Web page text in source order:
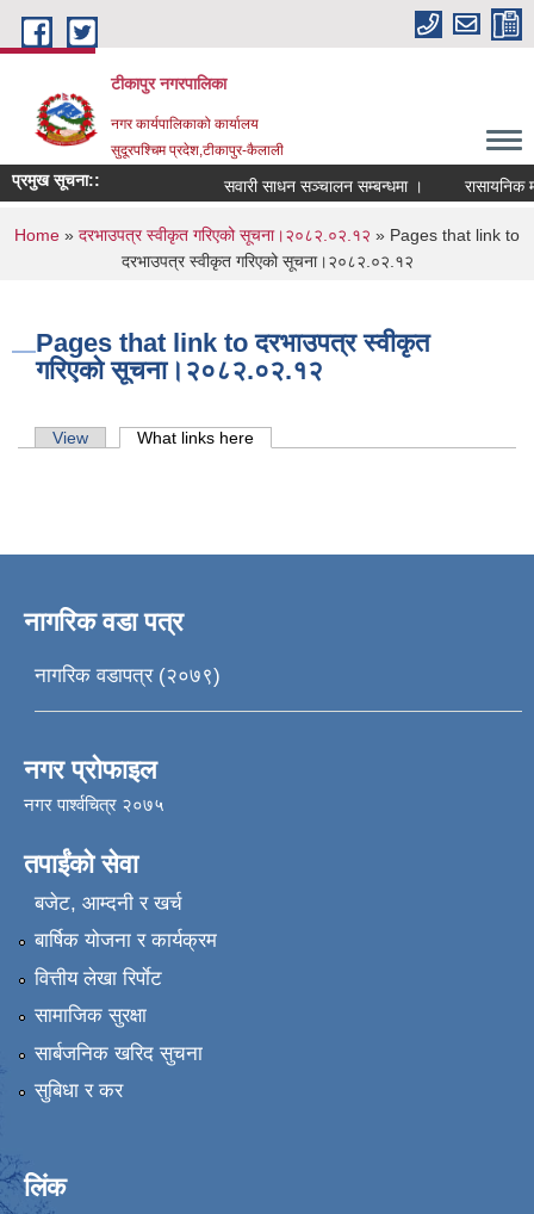
Skip to main content
टीकापुर नगरपालिका
नगर कार्यपालिकाको कार्यालय
सुदूरपश्चिम प्रदेश,टीकापुर-कैलाली
प्रमुख सूचना:: सवारी साधन सञ्चालन सम्बन्धमा । रासायनिक
You are here
Home » दरभाउपत्र स्वीकृत गरिएको सूचना।२०८२.०२.१२ » Pages that link to
दरभाउपत्र स्वीकृत गरिएको सूचना।२०८२.०२.१२
Pages that link to दरभाउपत्र स्वीकृत
गरिएको सूचना।२०८२.०२.१२
Primary tabs
View What links here
नागरिक वडा पत्र
नागरिक वडापत्र (२०७९)
नगर प्रोफाइल
नगर पार्श्वचित्र २०७५
तपाईंको सेवा
बजेट, आम्दनी र खर्च
बार्षिक योजना र कार्यक्रम
वित्तीय लेखा रिर्पाेट
सामाजिक सुरक्षा
सार्बजनिक खरिद सुचना
सुबिधा र कर
लिंक